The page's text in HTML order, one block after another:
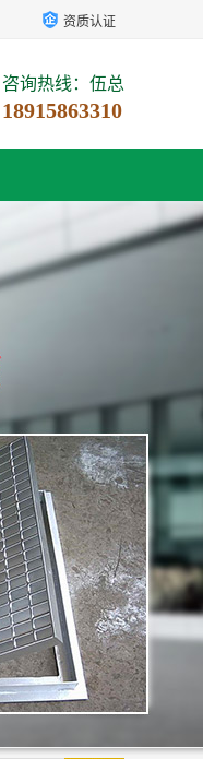
资质认证
咨询热线：伍总
18915863310